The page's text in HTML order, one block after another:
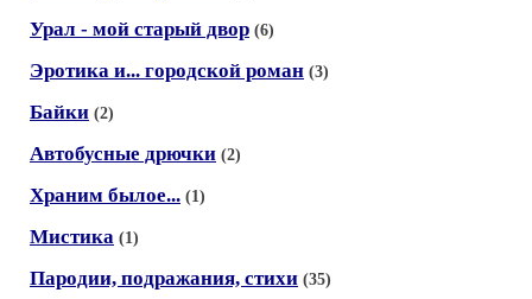
Урал - мой старый двор (6)
Эротика и... городской роман (3)
Байки (2)
Автобусные дрючки (2)
Храним былое... (1)
Мистика (1)
Пародии, подражания, стихи (35)